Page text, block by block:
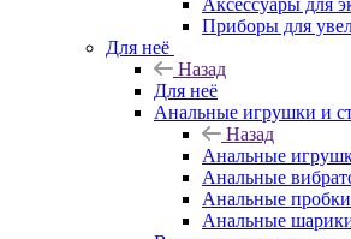
Аксессуары для
Приборы для
Для неё
Назад
Для неё
Анальные игрушки и
Назад
Анальные
Анальные
Анальные пробки
Анальные